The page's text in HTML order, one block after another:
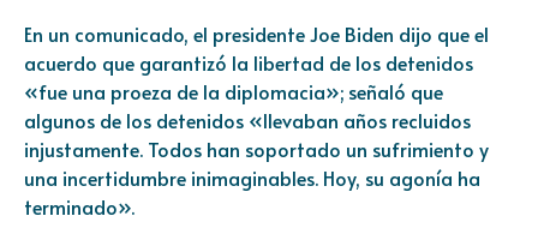
En un comunicado, el presidente Joe Biden dijo que el
acuerdo que garantizó la libertad de los detenidos
«fue una proeza de la diplomacia»; señaló que
algunos de los detenidos «llevaban años recluidos
injustamente. Todos han soportado un sufrimiento y
una incertidumbre inimaginables. Hoy, su agonía ha
terminado».